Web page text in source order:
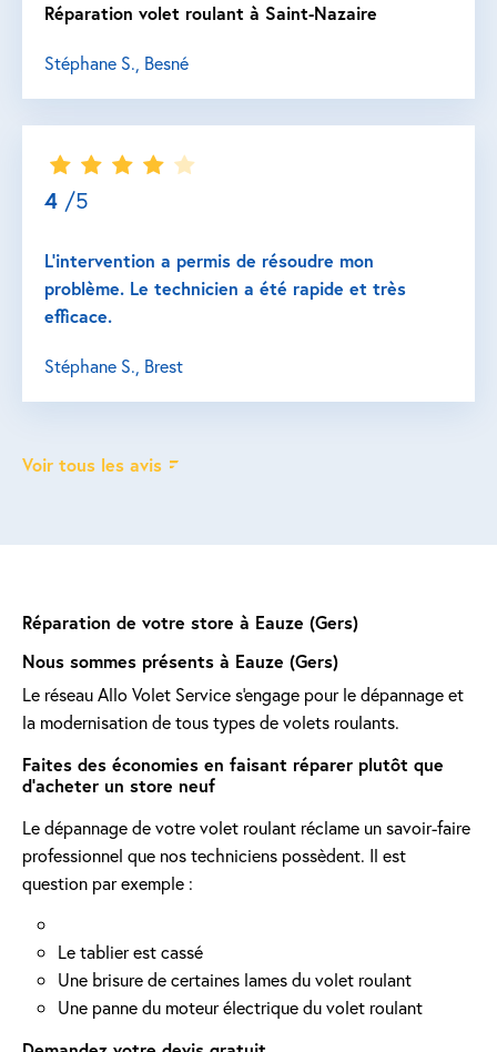
Réparation de votre store à Eauze (Gers)
Nous sommes présents à Eauze (Gers)
Le réseau Allo Volet Service s'engage pour le dépannage et
la modernisation de tous types de volets roulants.
Faites des économies en faisant réparer plutôt que
d'acheter un store neuf
Le dépannage de votre volet roulant réclame un savoir-faire
professionnel que nos techniciens possèdent. Il est
question par exemple :
Le tablier est cassé
Une brisure de certaines lames du volet roulant
Une panne du moteur électrique du volet roulant
Réparation volet roulant à Saint-Nazaire
Stéphane S., Besné
4 /5
L’intervention a permis de résoudre mon
problème. Le technicien a été rapide et très
efficace.
Stéphane S., Brest
Voir tous les avis